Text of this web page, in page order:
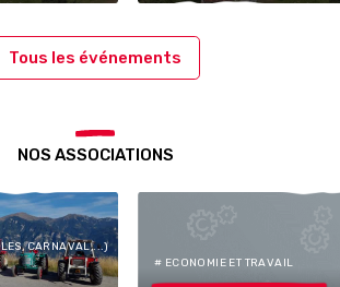
Tous les événements
NOS ASSOCIATIONS
CARNAVAL,...)
# ECONOMIE ET TRAVAIL